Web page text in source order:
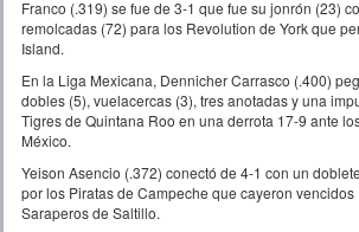
Franco (.319) se fue de 3-1 que fue su jonrón (23)
remolcadas (72) para los Revolution de York que
Island.
En la Liga Mexicana, Dennicher Carrasco (.400)
dobles (5), vuelacercas (3), tres anotadas y una
Tigres de Quintana Roo en una derrota 17-9 ante
México.
Yeison Asencio (.372) conectó de 4-1 con un
por los Piratas de Campeche que cayeron vencidos
Saraperos de Saltillo.